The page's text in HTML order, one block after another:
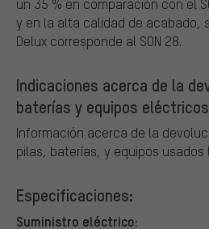
y en la alta calidad de acabado,
Delux corresponde al SON 28.
Indicaciones acerca de la
baterías y equipos
Información acerca de la
pilas, baterías, y equipos
Especificaciones:
Suministro eléctrico: